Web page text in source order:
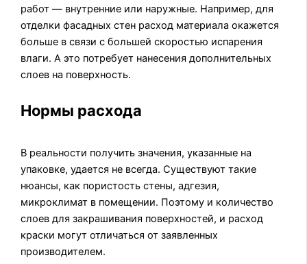
работ — внутренние или наружные. Например, для
отделки фасадных стен расход материала окажется
больше в связи с большей скоростью испарения
влаги. А это потребует нанесения дополнительных
слоев на поверхность.
Нормы расхода
В реальности получить значения, указанные на
упаковке, удается не всегда. Существуют такие
нюансы, как пористость стены, адгезия,
микроклимат в помещении. Поэтому и количество
слоев для закрашивания поверхностей, и расход
краски могут отличаться от заявленных
производителем.